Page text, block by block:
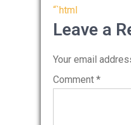
Post
“`html
Leave a
Your email
Comment *